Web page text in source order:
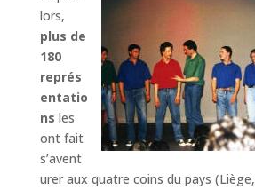
lors,
plus de
180
représ
entatio
ns les
ont fait
s’avent
urer aux quatre coins du pays